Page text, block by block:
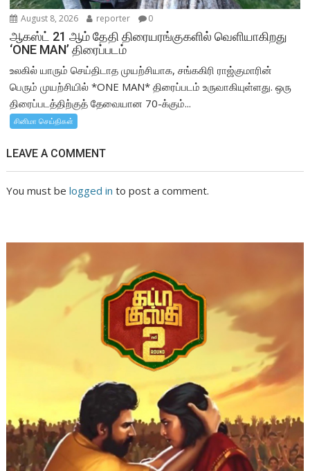
August 8, 2026 reporter 0
ஆகஸ்ட் 21 ஆம் தேதி திரையரங்குகளில் வெளியாகிறது
‘ONE MAN’ திரைப்படம்
உலகில் யாரும் செய்திடாத முயற்சியாக, சங்ககிரி ராஜ்குமாரின்
பெரும் முயற்சியில் *ONE MAN* திரைப்படம் உருவாகியுள்ளது. ஒரு
திரைப்படத்திற்குத் தேவையான 70-க்கும்...
சினிமா செய்திகள்
LEAVE A COMMENT
You must belogged in to post a comment.